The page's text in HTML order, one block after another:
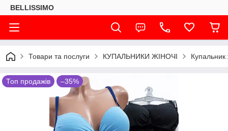
BELLISSIMO
Товари та послуги КУПАЛЬНИКИ ЖІНОЧІ Купальник
Топ продажів –35%